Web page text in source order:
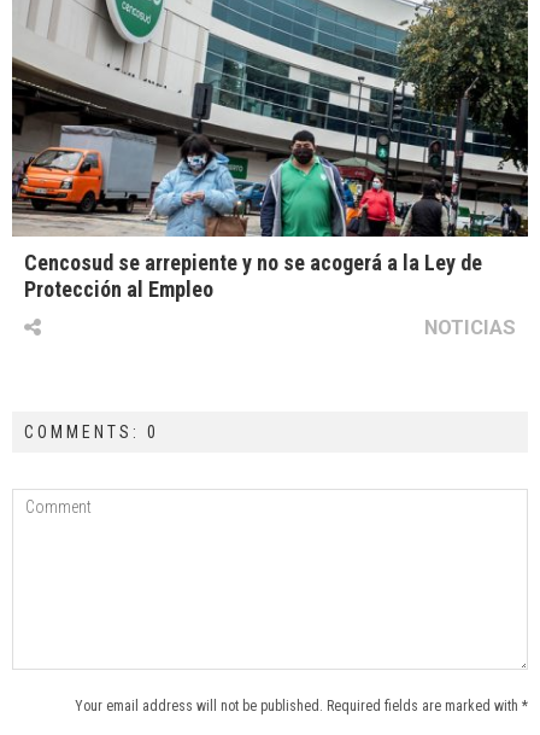
Cencosud se arrepiente y no se acogerá a la Ley de
Protección al Empleo
NOTICIAS
COMMENTS: 0
Your email address will not be published. Required fields are marked with *